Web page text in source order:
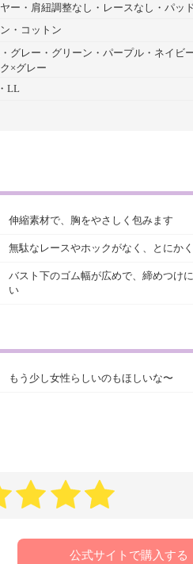
ー 肩紐調整なし レースなし
パッ
コットン
グレー グリーン パープル
ネイビ
×グレー
LL
伸縮素材で、胸をやさしく包みます
無駄なレースやホックがなく、とにかく
バスト下のゴム幅が広めで、締めつけ
い
もう少し女性らしいのもほしいな〜
公式サイトで購入する